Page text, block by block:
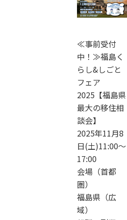
≪事前受付
中！≫福島く
らし&しごと
フェア
2025【福島県
最大の移住相
談会】
2025年11月8
日(土)11:00～
17:00
会場（首都
圏）
福島県（広
域）